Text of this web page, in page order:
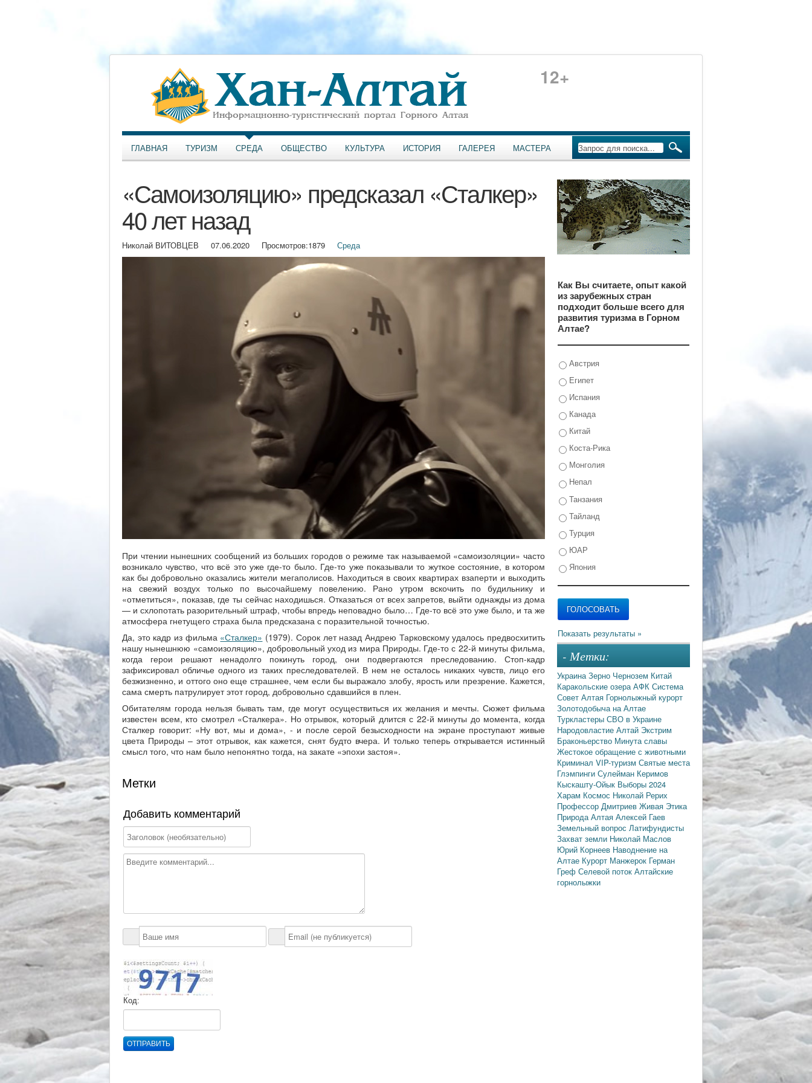
12+
ГЛАВНАЯ ТУРИЗМ СРЕДА ОБЩЕСТВО КУЛЬТУРА ИСТОРИЯ ГАЛЕРЕЯ МАСТЕРА
«Самоизоляцию» предсказал «Сталкер»
40 лет назад
Николай ВИТОВЦЕВ 07.06.2020 Просмотров:1879 Среда
При чтении нынешних сообщений из больших городов о режиме так называемой «самоизоляции» часто
возникало чувство, что всё это уже где-то было. Где-то уже показывали то жуткое состояние, в котором
как бы добровольно оказались жители мегаполисов. Находиться в своих квартирах взаперти и выходить
на свежий воздух только по высочайшему повелению. Рано утром вскочить по будильнику и
«отметиться», показав, где ты сейчас находишься. Отказаться от всех запретов, выйти однажды из дома
— и схлопотать разорительный штраф, чтобы впредь неповадно было… Где-то всё это уже было, и та же
атмосфера гнетущего страха была предсказана с поразительной точностью.
Да, это кадр из фильма «Сталкер» (1979). Сорок лет назад Андрею Тарковскому удалось предвосхитить
нашу нынешнюю «самоизоляцию», добровольный уход из мира Природы. Где-то с 22-й минуты фильма,
когда герои решают ненадолго покинуть город, они подвергаются преследованию. Стоп-кадр
зафиксировал обличье одного из таких преследователей. В нем не осталось никаких чувств, лицо его
безжизненно, и оттого оно еще страшнее, чем если бы выражало злобу, ярость или презрение. Кажется,
сама смерть патрулирует этот город, добровольно сдавшийся в плен.
Обитателям города нельзя бывать там, где могут осуществиться их желания и мечты. Сюжет фильма
известен всем, кто смотрел «Сталкера». Но отрывок, который длится с 22-й минуты до момента, когда
Сталкер говорит: «Ну вот, мы и дома», - и после серой безысходности на экране проступают живые
цвета Природы – этот отрывок, как кажется, снят будто вчера. И только теперь открывается истинный
смысл того, что нам было непонятно тогда, на закате «эпохи застоя».
Метки
Добавить комментарий
Код:
ОТПРАВИТЬ
Как Вы считаете, опыт какой
из зарубежных стран
подходит больше всего для
развития туризма в Горном
Алтае?
Австрия
Египет
Испания
Канада
Китай
Коста-Рика
Монголия
Непал
Танзания
Тайланд
Турция
ЮАР
Япония
- Метки:
УкраинаЗерно Чернозем Китай
Каракольские озераАФК Система
Совет Алтая Горнолыжный курорт
Золотодобыча на Алтае
Туркластеры СВО в Украине
Народовластие Алтай Экстрим
Браконьерство Минута славы
Жестокое обращение с животными
Криминал VIP-туризм Святые места
Глэмпинги Сулейман Керимов
Кыскашту-Ойык Выборы 2024
Харам Космос Николай Рерих
Профессор Дмитриев Живая Этика
Природа Алтая Алексей Гаев
Земельный вопрос Латифундисты
Захват земли Николай Маслов
Юрий Корнеев Наводнение на
Алтае Курорт Манжерок Герман
Греф Селевой поток Алтайские
горнолыжки